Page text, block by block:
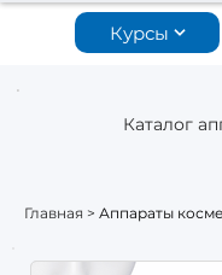
Курсы
Каталог
Главная > Аппараты